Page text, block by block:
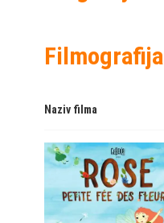
Filmografija
Naziv filma